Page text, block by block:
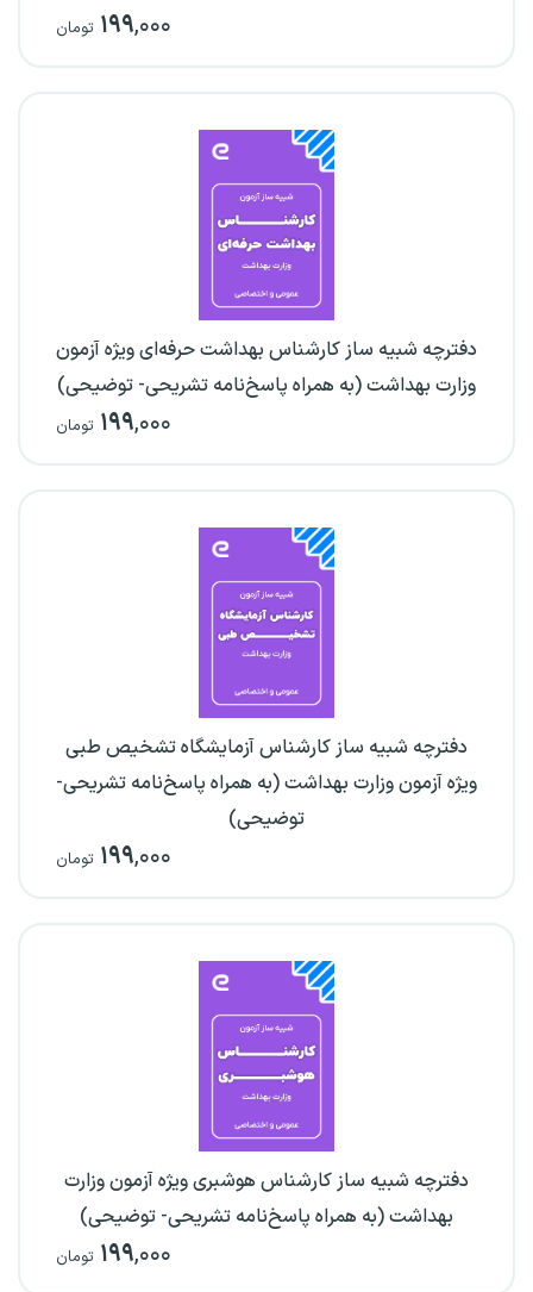
۱۹۹,۰۰۰ تومان
دفترچه شبیه ساز کارشناس بهداشت حرفه‌ای ویژه آزمون
وزارت بهداشت (به همراه پاسخ‌نامه تشریحی- توضیحی)
۱۹۹,۰۰۰ تومان
دفترچه شبیه ساز کارشناس آزمایشگاه تشخیص طبی
ویژه آزمون وزارت بهداشت (به همراه پاسخ‌نامه تشریحی-
توضیحی)
۱۹۹,۰۰۰ تومان
دفترچه شبیه ساز کارشناس هوشبری ویژه آزمون وزارت
بهداشت (به همراه پاسخ‌نامه تشریحی- توضیحی)
۱۹۹,۰۰۰ تومان